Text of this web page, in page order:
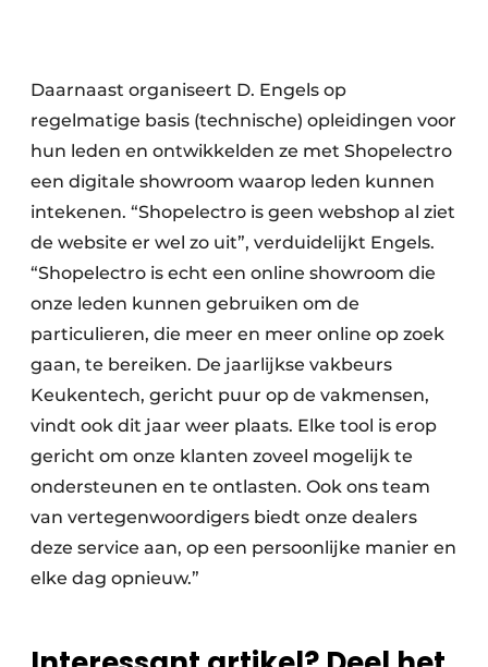
Daarnaast organiseert D. Engels op
regelmatige basis (technische) opleidingen voor
hun leden en ontwikkelden ze met Shopelectro
een digitale showroom waarop leden kunnen
intekenen. “Shopelectro is geen webshop al ziet
de website er wel zo uit”, verduidelijkt Engels.
“Shopelectro is echt een online showroom die
onze leden kunnen gebruiken om de
particulieren, die meer en meer online op zoek
gaan, te bereiken. De jaarlijkse vakbeurs
Keukentech, gericht puur op de vakmensen,
vindt ook dit jaar weer plaats. Elke tool is erop
gericht om onze klanten zoveel mogelijk te
ondersteunen en te ontlasten. Ook ons team
van vertegenwoordigers biedt onze dealers
deze service aan, op een persoonlijke manier en
elke dag opnieuw.”